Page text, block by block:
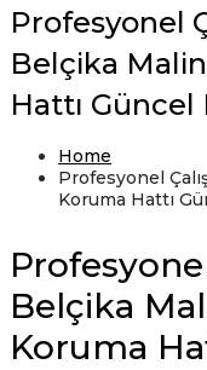
Profesyonel
Belçika
Hattı Güncel
Home
Profesyonel
Koruma Hattı
Belçika
Koruma